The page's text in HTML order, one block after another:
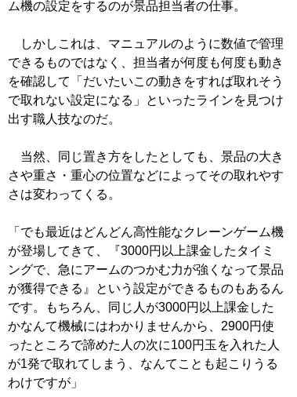
ム機の設定をするのが景品担当者の仕事。
しかしこれは、マニュアルのように数値で管理
できるものではなく、担当者が何度も何度も動き
を確認して「だいたいこの動きをすれば取れそう
で取れない設定になる」といったラインを見つけ
出す職人技なのだ。
当然、同じ置き方をしたとしても、景品の大き
さや重さ・重心の位置などによってその取れやす
さは変わってくる。
「でも最近はどんどん高性能なクレーンゲーム機
が登場してきて、『3000円以上課金したタイミ
ングで、急にアームのつかむ力が強くなって景品
が獲得できる』という設定ができるものもあるん
です。もちろん、同じ人が3000円以上課金した
かなんて機械にはわかりませんから、2900円使
ったところで諦めた人の次に100円玉を入れた人
が1発で取れてしまう、なんてことも起こりうる
わけですが」